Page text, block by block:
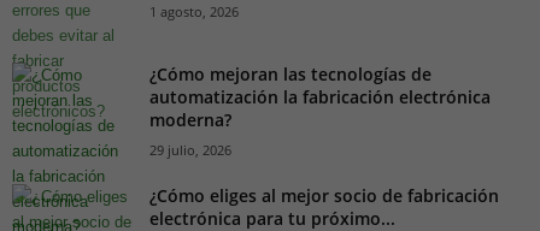
1 agosto, 2026
¿Cómo mejoran las tecnologías de
automatización la fabricación electrónica
moderna?
29 julio, 2026
¿Cómo eliges al mejor socio de fabricación
electrónica para tu próximo...